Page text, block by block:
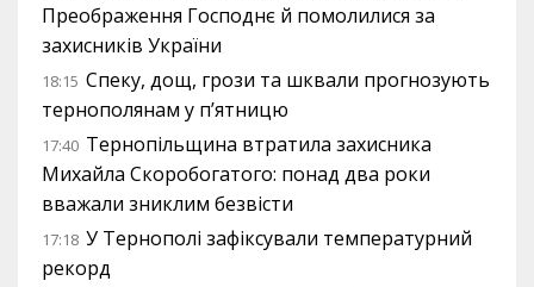
Преображення Господнє й помолилися за
захисників України
18:15 Спеку, дощ, грози та шквали прогнозують
тернополянам у п’ятницю
17:40 Тернопільщина втратила захисника
Михайла Скоробогатого: понад два роки
вважали зниклим безвісти
17:18 У Тернополі зафіксували температурний
рекорд